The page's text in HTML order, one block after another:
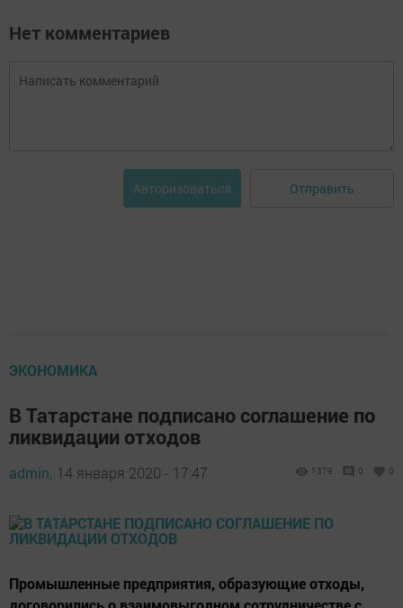
Нет комментариев
Авторизоваться Отправить
ЭКОНОМИКА
В Татарстане подписано соглашение по
ликвидации отходов
admin, 14 января 2020 - 17:47 1379 0 0
Промышленные предприятия, образующие отходы,